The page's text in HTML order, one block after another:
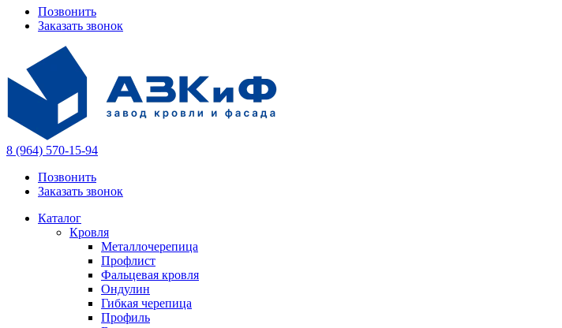
Позвонить
Заказать звонок
8 (964) 570-15-94
Позвонить
Заказать звонок
Каталог
Кровля
Металлочерепица
Профлист
Фальцевая кровля
Ондулин
Гибкая черепица
Профиль